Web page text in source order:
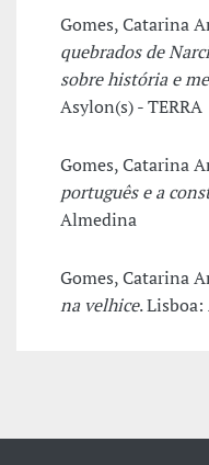
Gomes, Catarina
quebrados de
sobre história e
Asylon(s) - TERRA
Gomes, Catarina
português e a
Almedina
Gomes, Catarina
na velhice.